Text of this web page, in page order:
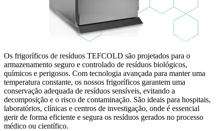
Os frigoríficos de resíduos TEFCOLD são projetados para o
armazenamento seguro e controlado de resíduos biológicos,
químicos e perigosos. Com tecnologia avançada para manter uma
temperatura constante, os nossos frigoríficos garantem uma
conservação adequada de resíduos sensíveis, evitando a
decomposição e o risco de contaminação. São ideais para hospitais,
laboratórios, clínicas e centros de investigação, onde é essencial
gerir de forma eficiente e segura os resíduos gerados no processo
médico ou científico.